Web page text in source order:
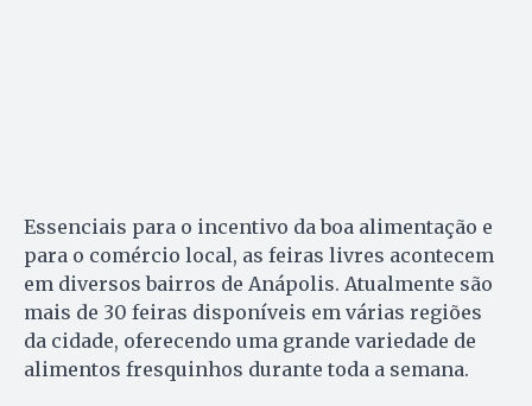
Essenciais para o incentivo da boa alimentação e
para o comércio local, as feiras livres acontecem
em diversos bairros de Anápolis. Atualmente são
mais de 30 feiras disponíveis em várias regiões
da cidade, oferecendo uma grande variedade de
alimentos fresquinhos durante toda a semana.